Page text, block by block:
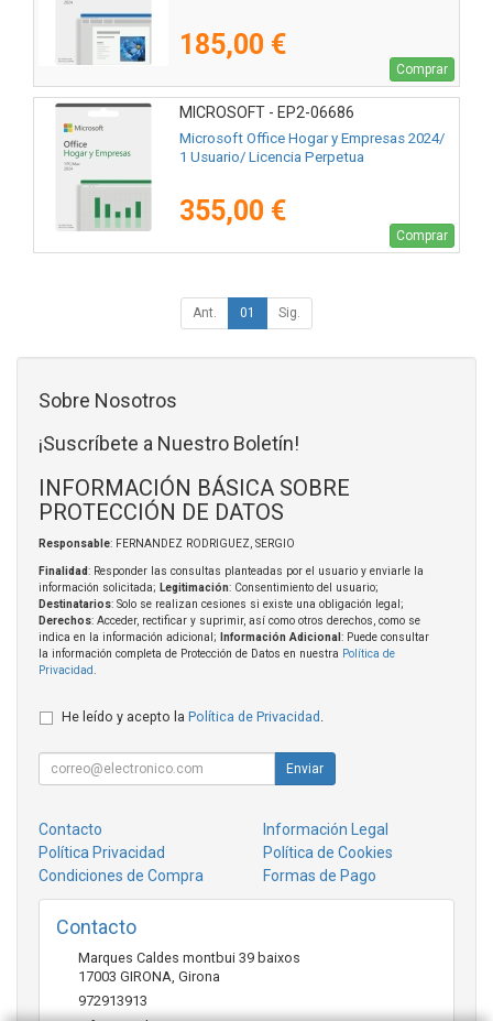
185,00 €
Comprar
MICROSOFT - EP2-06686
Microsoft Office Hogar y Empresas 2024/
1 Usuario/ Licencia Perpetua
355,00 €
Comprar
Ant. 01 Sig.
Sobre Nosotros
¡Suscríbete a Nuestro Boletín!
INFORMACIÓN BÁSICA SOBRE
PROTECCIÓN DE DATOS
Responsable: FERNANDEZ RODRIGUEZ, SERGIO
Finalidad: Responder las consultas planteadas por el usuario y enviarle la
información solicitada; Legitimación: Consentimiento del usuario;
Destinatarios: Solo se realizan cesiones si existe una obligación legal;
Derechos: Acceder, rectificar y suprimir, así como otros derechos, como se
indica en la información adicional;
Información Adicional : Puede consultar
la información completa de Protección de Datos en nuestra Política de
Privacidad.
He leído y acepto la Política de Privacidad .
Enviar
Contacto
Información Legal
Política Privacidad
Política de Cookies
Condiciones de Compra
Formas de Pago
Contacto
Marques Caldes montbui 39 baixos
17003 GIRONA, Girona
972913913